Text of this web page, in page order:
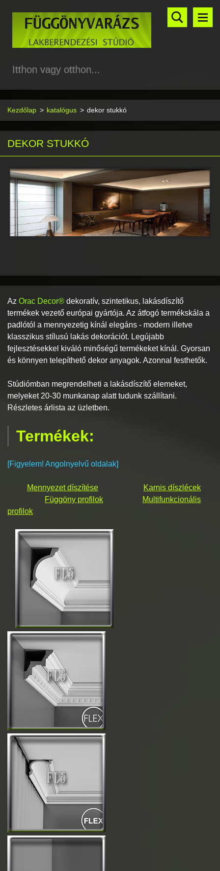
Itthon vagy otthon...
Kezdőlap > katalógus > dekor stukkó
DEKOR STUKKÓ
Az Orac Decor® dekoratív, szintetikus, lakásdíszítő
termékek vezető európai gyártója. Az átfogó termékskála a
padlótól a mennyezetig kínál elegáns - modern illetve
klasszikus stílusú lakás dekorációt. Legújabb
fejlesztésekkel kiváló minőségű termékeket kínál. Gyorsan
és könnyen telepíthető dekor anyagok. Azonnal festhetők.
Stúdiómban megrendelheti a lakásdíszítő elemeket,
melyeket 20-30 munkanap alatt tudunk szállítani.
Részletes árlista az üzletben.
Termékek:
[Figyelem! Angolnyelvű oldalak]
Mennyezet díszítése
Karnis díszlécek
Függöny profilok
Multifunkcionális
profilok